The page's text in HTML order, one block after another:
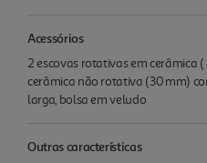
Acessórios
2 escovas rotativas em cerâmica (
cerâmica não rotativa (30 mm)
larga, bolsa em veludo
Outras características